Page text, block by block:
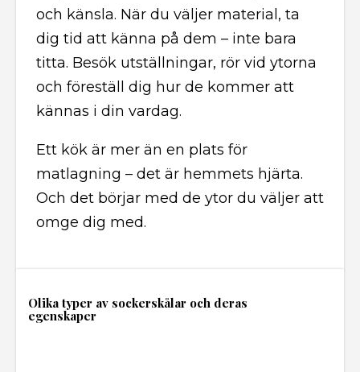
och känsla. När du väljer material, ta
dig tid att känna på dem – inte bara
titta. Besök utställningar, rör vid ytorna
och föreställ dig hur de kommer att
kännas i din vardag.
Ett kök är mer än en plats för
matlagning – det är hemmets hjärta.
Och det börjar med de ytor du väljer att
omge dig med.
Olika typer av sockerskålar och deras
egenskaper